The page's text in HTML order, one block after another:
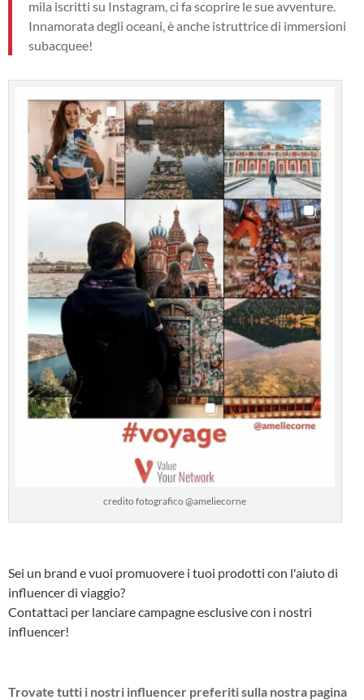
mila iscritti su Instagram, ci fa scoprire le sue avventure.
Innamorata degli oceani, è anche istruttrice di immersioni
subacquee!
credito fotografico @ameliecorne
Sei un brand e vuoi promuovere i tuoi prodotti con l'aiuto di
influencer di viaggio?
Contattaci per lanciare campagne esclusive con i nostri
influencer!
Trovate tutti i nostri influencer preferiti sulla nostra pagina